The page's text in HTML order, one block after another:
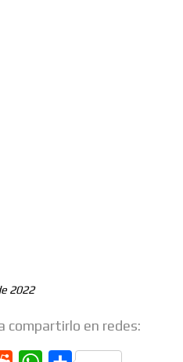
2022
compartirlo en redes: